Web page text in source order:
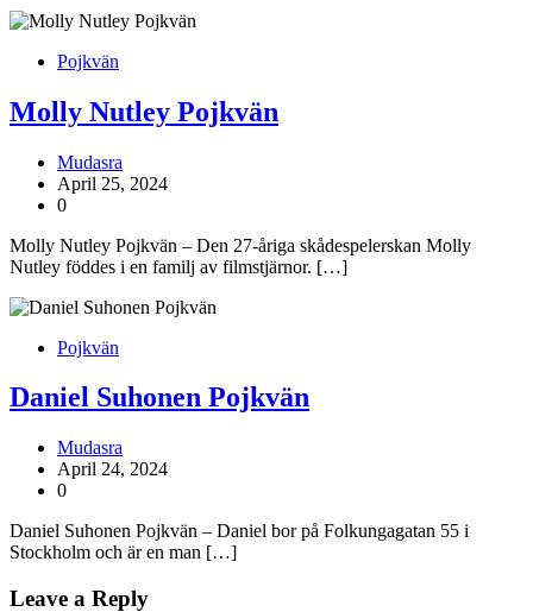
Pojkvän
Molly Nutley Pojkvän
Mudasra
April 25, 2024
0
Molly Nutley Pojkvän – Den 27-åriga skådespelerskan Molly
Nutley föddes i en familj av filmstjärnor. […]
Pojkvän
Daniel Suhonen Pojkvän
Mudasra
April 24, 2024
0
Daniel Suhonen Pojkvän – Daniel bor på Folkungagatan 55 i
Stockholm och är en man […]
Leave a Reply